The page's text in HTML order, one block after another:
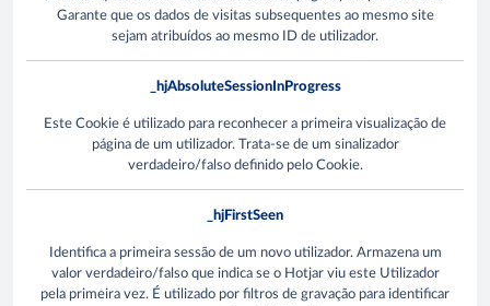
Garante que os dados de visitas subsequentes ao mesmo site
sejam atribuídos ao mesmo ID de utilizador.
_hjAbsoluteSessionInProgress
Este Cookie é utilizado para reconhecer a primeira visualização de
página de um utilizador. Trata-se de um sinalizador
verdadeiro/falso definido pelo Cookie.
_hjFirstSeen
Identifica a primeira sessão de um novo utilizador. Armazena um
valor verdadeiro/falso que indica se o Hotjar viu este Utilizador
pela primeira vez. É utilizado por filtros de gravação para identificar